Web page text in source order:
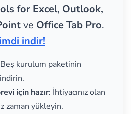
for Excel, Outlook,
ve Office Tab Pro.
indir!
kurulum paketinin
için hazır: İhtiyacınız olan
zaman yükleyin.